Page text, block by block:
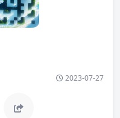
2023-07-27